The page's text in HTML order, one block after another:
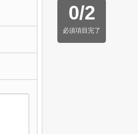
0/2
必須項目完了